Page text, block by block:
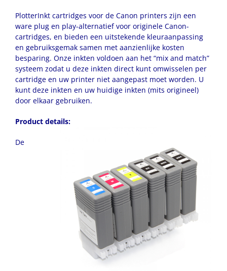
PlotterInkt cartridges voor de Canon printers zijn een
ware plug en play-alternatief voor originele Canon-
cartridges, en bieden een uitstekende kleuraanpassing
en gebruiksgemak samen met aanzienlijke kosten
besparing. Onze inkten voldoen aan het “mix and match”
systeem zodat u deze inkten direct kunt omwisselen per
cartridge en uw printer niet aangepast moet worden. U
kunt deze inkten en uw huidige inkten (mits origineel)
door elkaar gebruiken.
Product details:
De